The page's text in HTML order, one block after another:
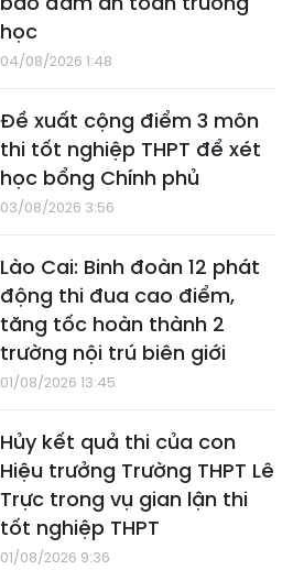
học
04/08/2026 1:48
Đề xuất cộng điểm 3 môn
thi tốt nghiệp THPT để xét
học bổng Chính phủ
03/08/2026 3:56
Lào Cai: Binh đoàn 12 phát
động thi đua cao điểm,
tăng tốc hoàn thành 2
trường nội trú biên giới
01/08/2026 13:45
Hủy kết quả thi của con
Hiệu trưởng Trường THPT Lê
Trực trong vụ gian lận thi
tốt nghiệp THPT
01/08/2026 9:36